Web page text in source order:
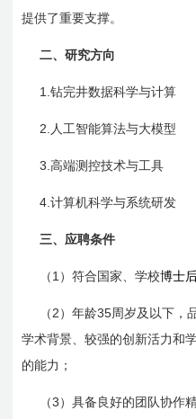
提供了重要支撑。
二、研究方向
1.钻完井数据科学与计算
2. 人工智能算法与大模型
3.高端测控技术与工具
4.计算机科学与系统研发
三、应聘条件
（ 1 ）符合国家、学校博士
（ 2 ）年龄35周岁及以下，
学术背景、较强的创新活力和
的能力；
（3 ）具备良好的团队协作